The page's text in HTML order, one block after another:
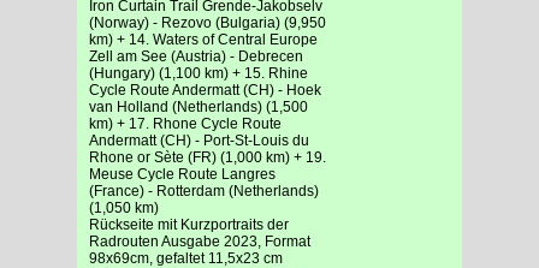
Iron Curtain Trail Grende-Jakobselv
(Norway) - Rezovo (Bulgaria) (9,950
km) + 14. Waters of Central Europe
Zell am See (Austria) - Debrecen
(Hungary) (1,100 km) + 15. Rhine
Cycle Route Andermatt (CH) - Hoek
van Holland (Netherlands) (1,500
km) + 17. Rhone Cycle Route
Andermatt (CH) - Port-St-Louis du
Rhone or Sète (FR) (1,000 km) + 19.
Meuse Cycle Route Langres
(France) - Rotterdam (Netherlands)
(1,050 km)
Rückseite mit Kurzportraits der
Radrouten Ausgabe 2023, Format
98x69cm, gefaltet 11,5x23 cm